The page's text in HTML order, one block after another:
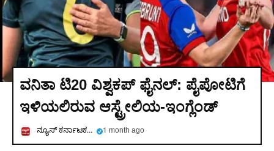
ವನಿತಾ ಟಿ20 ವಿಶ್ವಕಪ್‌ ಫೈನಲ್‌: ಪೈಪೋಟಿಗೆ
ಇಳಿಯಲಿರುವ ಆಸ್ಟ್ರೇಲಿಯ-ಇಂಗ್ಲೆಂಡ್‌
ನ್ಯೂಸ್ ಕರ್ನಾಟಕ ಕನ್ನಡ 1 month ago